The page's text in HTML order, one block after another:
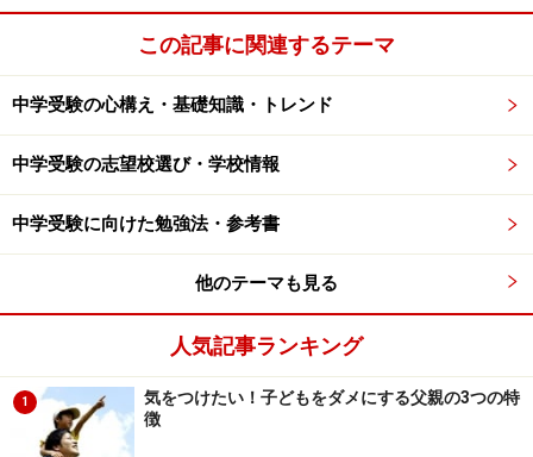
この記事に関連するテーマ
中学受験の心構え・基礎知識・トレンド
中学受験の志望校選び・学校情報
中学受験に向けた勉強法・参考書
他のテーマも見る
人気記事ランキング
1
気をつけたい！子どもをダメにする父親の3つの特
徴